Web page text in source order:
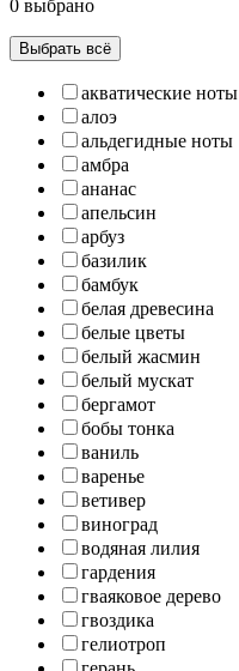
0 выбрано
Выбрать всё
акватические ноты
алоэ
альдегидные ноты
амбра
ананас
апельсин
арбуз
базилик
бамбук
белая древесина
белые цветы
белый жасмин
белый мускат
бергамот
бобы тонка
ваниль
варенье
ветивер
виноград
водяная лилия
гардения
гваяковое дерево
гвоздика
гелиотроп